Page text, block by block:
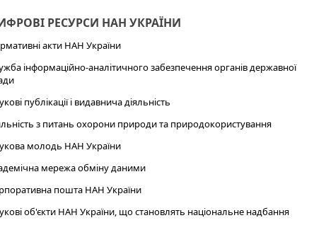
РЕСУРСИ НАН УКРАЇНИ
акти НАН України
інформаційно-аналітичного забезпечення органів державної
публікації і видавнича діяльність
з питань охорони природи та природокористування
молодь НАН України
мережа обміну даними
пошта НАН України
об'єкти НАН України, що становлять національне надбання